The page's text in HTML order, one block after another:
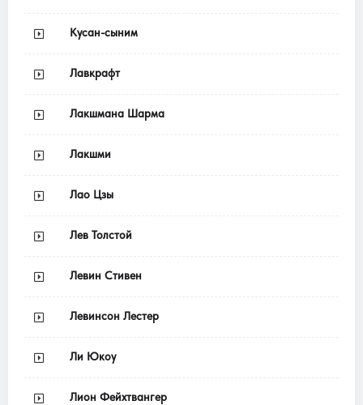
Кусан-сыним
Лавкрафт
Лакшмана Шарма
Лакшми
Лао Цзы
Лев Толстой
Левин Стивен
Левинсон Лестер
Ли Юкоу
Лион Фейхтвангер